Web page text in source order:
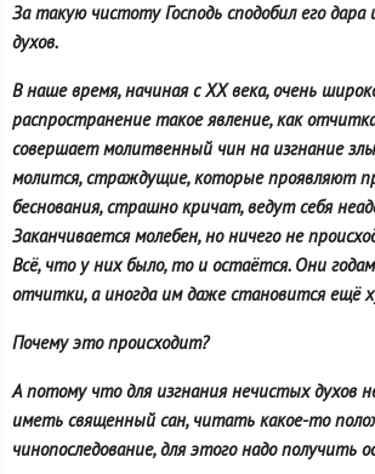
За такую чистоту Господь сподобил его
духов.
В наше время, начиная с XX века, очень
распространение такое явление, как
совершает молитвенный чин на изгнание
молится, страждущие, которые проявляют
беснования, страшно кричат, ведут себя
Заканчивается молебен, но ничего не
Всё, что у них было, то и остаётся. Они
отчитки, а иногда им даже становится ещё
Почему это происходит?
А потому что для изгнания нечистых духов
иметь священный сан, читать какое-то
чинопоследование, для этого надо получить